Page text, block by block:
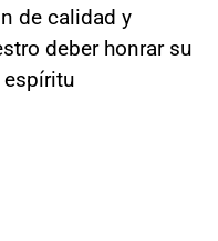
de calidad y
deber honrar su
espíritu